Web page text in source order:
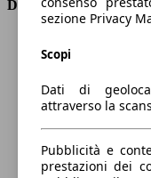
Dimensioni
Larghezza
Passo
Porte
sezione Privacy
Scopi
Dati di
attraverso la
Pubblicità e
prestazioni dei